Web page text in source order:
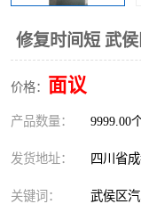
修复时间短 武
价格： 面议
产品数量： 9999.00
发货地址： 四川省
关键词： 武侯区